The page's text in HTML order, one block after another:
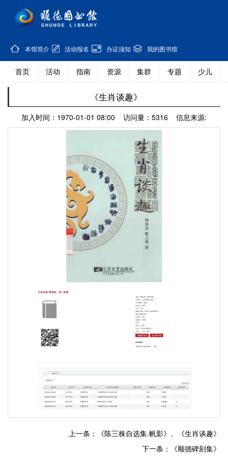
本馆简介 活动报名 办证须知 我的图书馆
首页 活动 指南 资源 集群 专题 少儿
《生肖谈趣》
加入时间：1970-01-01 08:00 访问量：5316 信息来源:
上一条：《陈三株自选集.帆影》、《生肖谈趣》
下一条：《顺德碑刻集》